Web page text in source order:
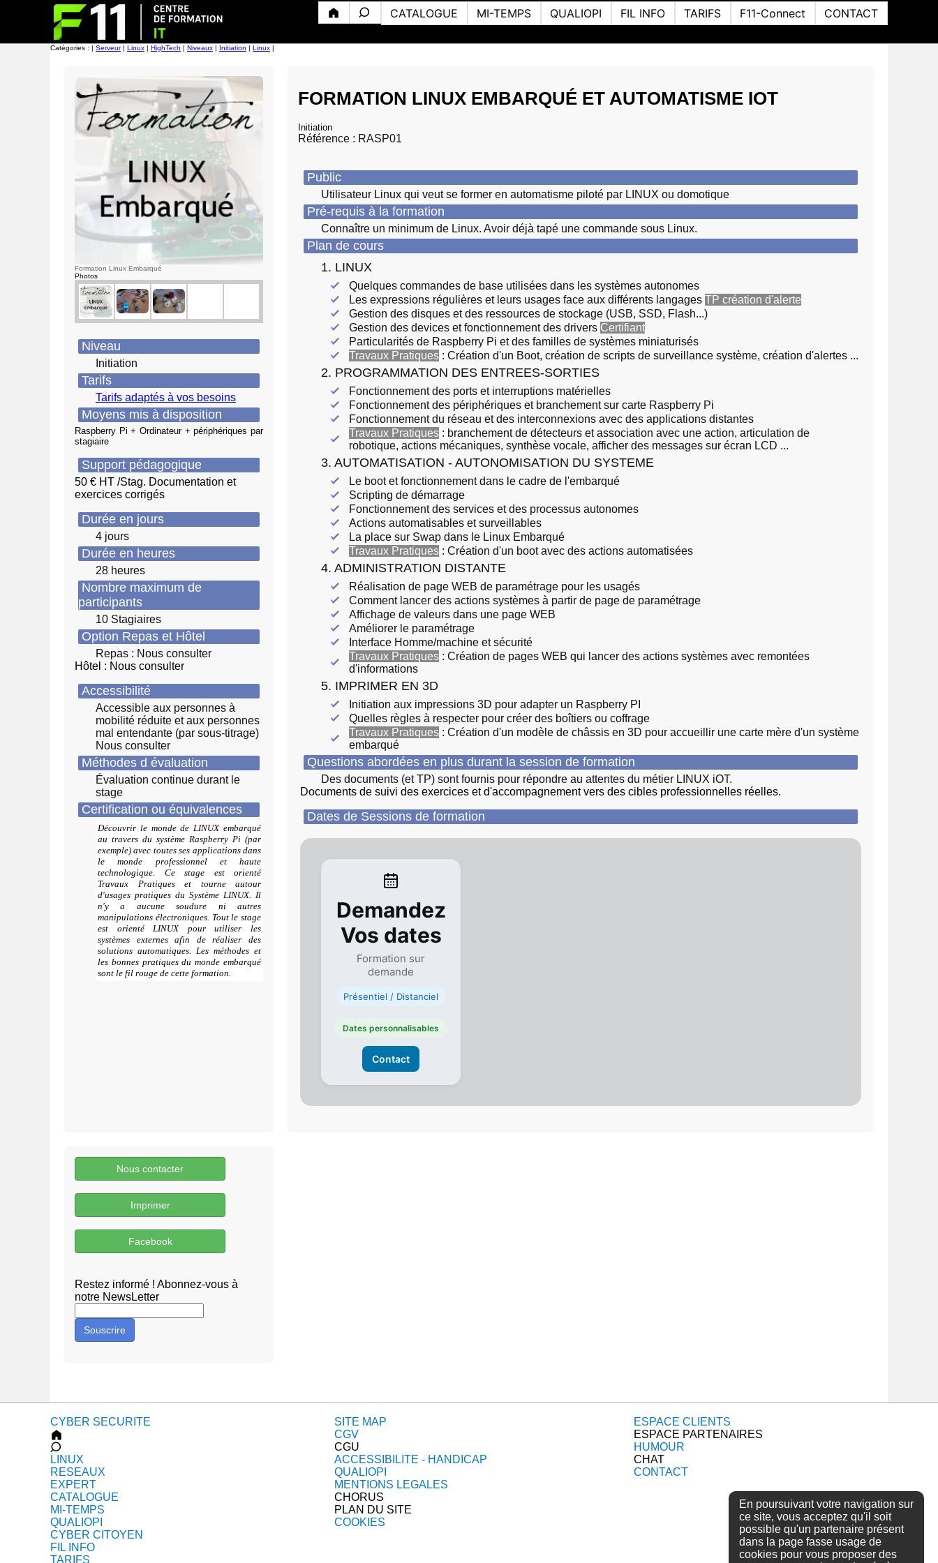
CATALOGUE MI-TEMPS QUALIOPI FIL INFO TARIFS F11-Connect CONTACT
En poursuivant votre navigation sur
ce site, vous acceptez qu'il soit
possible qu'un partenaire présent
dans la page fasse usage de
cookies pour vous proposer des
Catégories : | Serveur| Linux | HighTech | Niveaux | Initiation | Linux |
Formation Linux Embarqué
Photos
Niveau
Initiation
Tarifs
Tarifs adaptés à vos besoins
Moyens mis à disposition
Raspberry Pi + Ordinateur + périphériques par
stagiaire
Support pédagogique
50 € HT /Stag. Documentation et
exercices corrigés
Durée en jours
4 jours
Durée en heures
28 heures
Nombre maximum de
participants
10 Stagiaires
Option Repas et Hôtel
Repas : Nous consulter
Hôtel : Nous consulter
Accessibilité
Accessible aux personnes à
mobilité réduite et aux personnes
mal entendante (par sous-titrage)
Nous consulter
Méthodes d évaluation
Évaluation continue durant le
stage
Certification ou équivalences
Découvrir le monde de LINUX embarqué
au travers du système Raspberry Pi (par
exemple) avec toutes ses applications dans
le monde professionnel et haute
technologique. Ce stage est orienté
Travaux Pratiques et tourne autour
d'usages pratiques du Système LINUX. Il
n'y a aucune soudure ni autres
manipulations électroniques. Tout le stage
est orienté LINUX pour utiliser les
systèmes externes afin de réaliser des
solutions automatiques. Les méthodes et
les bonnes pratiques du monde embarqué
sont le fil rouge de cette formation.
FORMATION LINUX EMBARQUÉ ET AUTOMATISME IOT
Initiation
Référence : RASP01
Public
Utilisateur Linux qui veut se former en automatisme piloté par LINUX ou domotique
Pré-requis à la formation
Connaître un minimum de Linux. Avoir déjà tapé une commande sous Linux.
Plan de cours
1. LINUX
Quelques commandes de base utilisées dans les systèmes autonomes
Les expressions régulières et leurs usages face aux différents langages TP création d'alerte
Gestion des disques et des ressources de stockage (USB, SSD, Flash...)
Gestion des devices et fonctionnement des drivers Certifiant
Particularités de Raspberry Pi et des familles de systèmes miniaturisés
Travaux Pratiques : Création d'un Boot, création de scripts de surveillance système, création d'alertes ...
2. PROGRAMMATION DES ENTREES-SORTIES
Fonctionnement des ports et interruptions matérielles
Fonctionnement des périphériques et branchement sur carte Raspberry Pi
Fonctionnement du réseau et des interconnexions avec des applications distantes
Travaux Pratiques : branchement de détecteurs et association avec une action, articulation de
robotique, actions mécaniques, synthèse vocale, afficher des messages sur écran LCD ...
3. AUTOMATISATION - AUTONOMISATION DU SYSTEME
Le boot et fonctionnement dans le cadre de l'embarqué
Scripting de démarrage
Fonctionnement des services et des processus autonomes
Actions automatisables et surveillables
La place sur Swap dans le Linux Embarqué
Travaux Pratiques : Création d'un boot avec des actions automatisées
4. ADMINISTRATION DISTANTE
Réalisation de page WEB de paramétrage pour les usagés
Comment lancer des actions systèmes à partir de page de paramétrage
Affichage de valeurs dans une page WEB
Améliorer le paramétrage
Interface Homme/machine et sécurité
Travaux Pratiques : Création de pages WEB qui lancer des actions systèmes avec remontées
d'informations
5. IMPRIMER EN 3D
Initiation aux impressions 3D pour adapter un Raspberry PI
Quelles règles à respecter pour créer des boîtiers ou coffrage
Travaux Pratiques : Création d'un modèle de châssis en 3D pour accueillir une carte mère d'un système
embarqué
Questions abordées en plus durant la session de formation
Des documents (et TP) sont fournis pour répondre au attentes du métier LINUX iOT.
Documents de suivi des exercices et d'accompagnement vers des cibles professionnelles réelles.
Dates de Sessions de formation
Demandez
Vos dates
Formation sur
demande
Présentiel / Distanciel
Dates personnalisables
Contact
Nous contacter
Imprimer
Facebook
Restez informé ! Abonnez-vous à
notre NewsLetter
Souscrire
CYBER SECURITE
LINUX
RESEAUX
EXPERT
CATALOGUE
MI-TEMPS
QUALIOPI
CYBER CITOYEN
FIL INFO
TARIFS
SITE MAP
CGV
CGU
ACCESSIBILITE - HANDICAP
QUALIOPI
MENTIONS LEGALES
CHORUS
PLAN DU SITE
COOKIES
ESPACE CLIENTS
ESPACE PARTENAIRES
HUMOUR
CHAT
CONTACT